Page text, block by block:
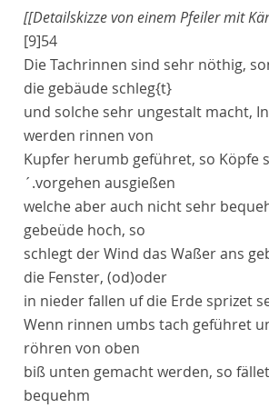
[[Detailskizze von einem Pfeiler mit
[9]54
Die Tachrinnen sind sehr nöthig,
die gebäude schleg{t}
und solche sehr ungestalt macht,
werden rinnen von
Kupfer herumb geführet, so Köpfe
´.vorgehen ausgießen
welche aber auch nicht sehr
gebeüde hoch, so
schlegt der Wind das Waßer ans
die Fenster, (od)oder
in nieder fallen uf die Erde sprizet
Wenn rinnen umbs tach geführet
röhren von oben
biß unten gemacht werden, so
bequehm